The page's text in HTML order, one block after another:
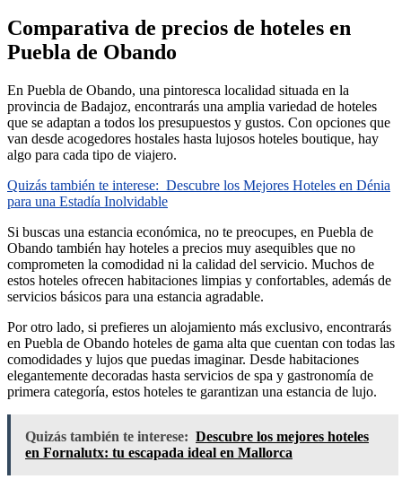
Comparativa de precios de hoteles en
Puebla de Obando
En Puebla de Obando, una pintoresca localidad situada en la
provincia de Badajoz, encontrarás una amplia variedad de hoteles
que se adaptan a todos los presupuestos y gustos. Con opciones que
van desde acogedores hostales hasta lujosos hoteles boutique, hay
algo para cada tipo de viajero.
Quizás también te interese: Descubre los Mejores Hoteles en Dénia
para una Estadía Inolvidable
Si buscas una estancia económica, no te preocupes, en Puebla de
Obando también hay hoteles a precios muy asequibles que no
comprometen la comodidad ni la calidad del servicio. Muchos de
estos hoteles ofrecen habitaciones limpias y confortables, además de
servicios básicos para una estancia agradable.
Por otro lado, si prefieres un alojamiento más exclusivo, encontrarás
en Puebla de Obando hoteles de gama alta que cuentan con todas las
comodidades y lujos que puedas imaginar. Desde habitaciones
elegantemente decoradas hasta servicios de spa y gastronomía de
primera categoría, estos hoteles te garantizan una estancia de lujo.
Quizás también te interese: Descubre los mejores hoteles
en Fornalutx: tu escapada ideal en Mallorca